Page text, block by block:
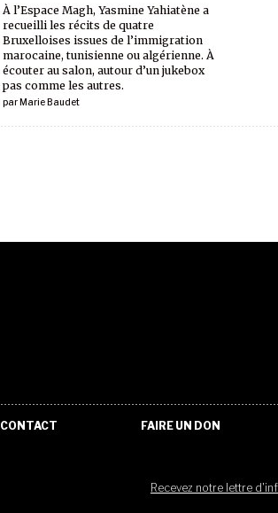
par Marie Baudet
À l’Espace Magh, Yasmine Yahiatène a
recueilli les récits de quatre
Bruxelloises issues de l’immigration
marocaine, tunisienne ou algérienne. À
écouter au salon, autour d’un jukebox
pas comme les autres.
CONTACT FAIRE UN DON
Recevez notre lettre